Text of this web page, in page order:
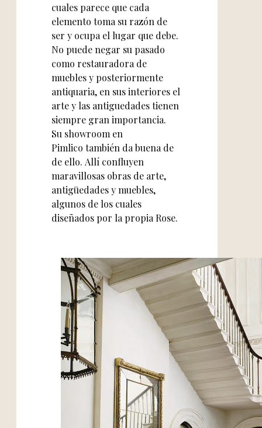
cuales parece que cada
elemento toma su razón de
ser y ocupa el lugar que debe.
No puede negar su pasado
como restauradora de
muebles y posteriormente
antiquaria, en sus interiores el
arte y las antiguedades tienen
siempre gran importancia.
Su showroom en
Pimlico también da buena de
de ello. Allí confluyen
maravillosas obras de arte,
antigüedades y muebles,
algunos de los cuales
diseñados por la propia Rose.